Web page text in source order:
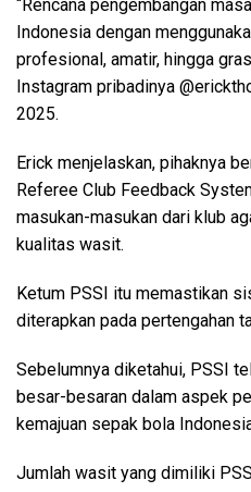
“Rencana pengembangan
Indonesia dengan
profesional, amatir, hingga
Instagram pribadinya
2025.
Erick menjelaskan, pihaknya
Referee Club Feedback
masukan-masukan dari klub
kualitas wasit.
Ketum PSSI itu memastikan
diterapkan pada pertengahan
Sebelumnya diketahui, PSSI
besar-besaran dalam aspek
kemajuan sepak bola
Jumlah wasit yang dimiliki